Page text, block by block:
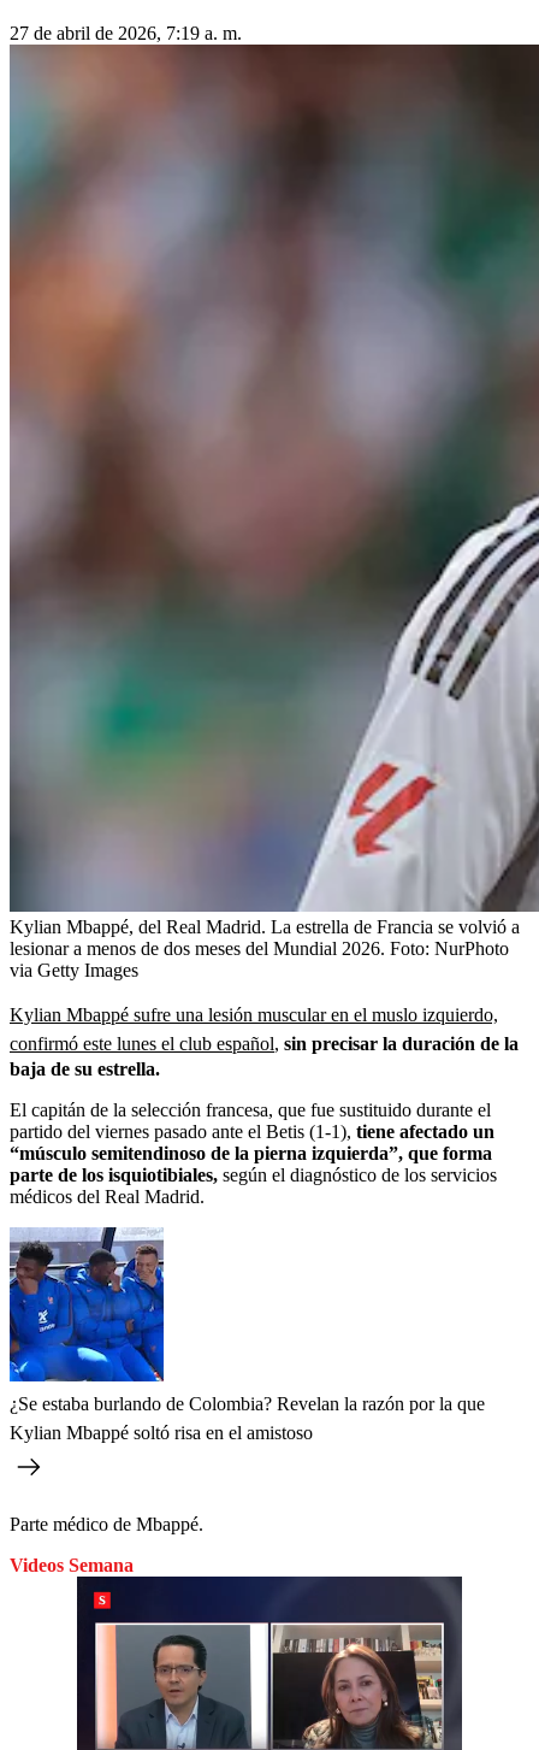
27 de abril de 2026, 7:19 a. m.
Kylian Mbappé, del Real Madrid. La estrella de Francia se volvió a
lesionar a menos de dos meses del Mundial 2026. Foto: NurPhoto
via Getty Images
Kylian Mbappé sufre una lesión muscular en el muslo izquierdo,
confirmó este lunes el club español, sin precisar la duración de la
baja de su estrella.
El capitán de la selección francesa, que fue sustituido durante el
partido del viernes pasado ante el Betis (1-1), tiene afectado un
“músculo semitendinoso de la pierna izquierda”, que forma
parte de los isquiotibiales, según el diagnóstico de los servicios
médicos del Real Madrid.
¿Se estaba burlando de Colombia? Revelan la razón por la que
Kylian Mbappé soltó risa en el amistoso
Parte médico de Mbappé.
Videos Semana